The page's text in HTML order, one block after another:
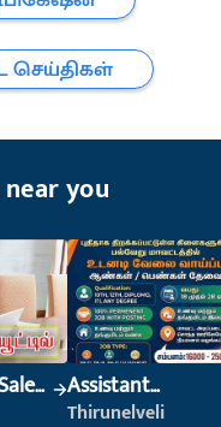
செய்திகள்
you
Assistant
Manager
Thirunelveli